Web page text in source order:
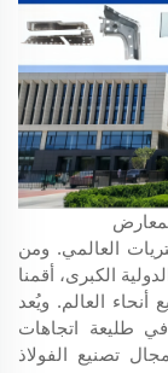
العالمي. ومن
الكبرى، أقمنا
العالم. ويُعد
في طليعة اتجاهات
تصنيع الفولاذ